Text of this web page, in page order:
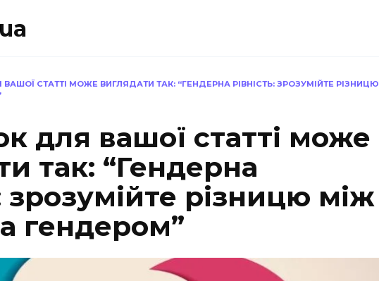
СТАТТІ МОЖЕ ВИГЛЯДАТИ ТАК: “ГЕНДЕРНА РІВНІСТЬ: ЗРОЗУМІЙТЕ РІЗНИЦЮ
для вашої статті може
так: “Гендерна
зрозумійте різницю між
гендером”